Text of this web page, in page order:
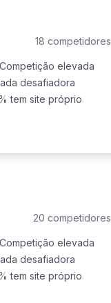
18 competidores
elevada
desafiadora
tem site próprio
20 competidores
elevada
desafiadora
tem site próprio